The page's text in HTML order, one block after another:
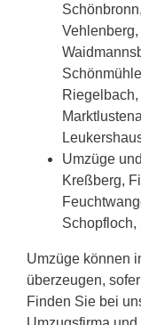
Umzüge
Kreßberg,
Schopfloch,
Umzüge können
überzeugen,
Finden Sie bei